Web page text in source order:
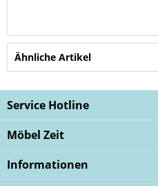
Ähnliche Artikel
Service Hotline
Möbel Zeit
Informationen